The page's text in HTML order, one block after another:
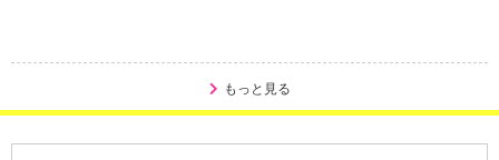
もっと見る